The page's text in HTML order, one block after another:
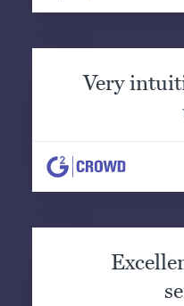
Very